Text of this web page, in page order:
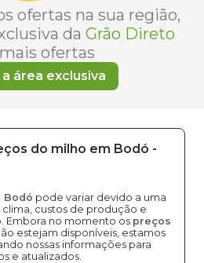
ofertas na sua região,
da Grão Direto
ofertas
área exclusiva
do milho em Bodó -
Bodó pode variar devido a uma
custos de produção e
Embora no momento os preços
estejam disponíveis, estamos
nossas informações para
e atualizados.